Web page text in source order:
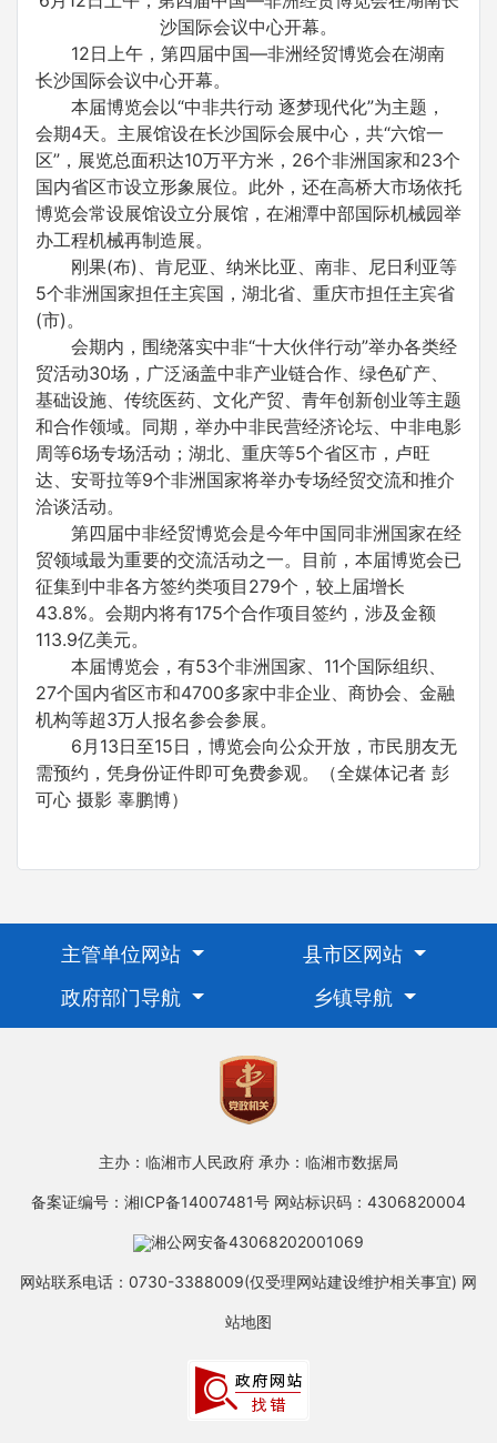
沙国际会议中心开幕。
12日上午，第四届中国—非洲经贸博览会在湖南
长沙国际会议中心开幕。
本届博览会以“中非共行动 逐梦现代化”为主题，
会期4天。主展馆设在长沙国际会展中心，共“六馆一
区”，展览总面积达10万平方米，26个非洲国家和23个
国内省区市设立形象展位。此外，还在高桥大市场依托
博览会常设展馆设立分展馆，在湘潭中部国际机械园举
办工程机械再制造展。
刚果(布)、肯尼亚、纳米比亚、南非、尼日利亚等
5个非洲国家担任主宾国，湖北省、重庆市担任主宾省
(市)。
会期内，围绕落实中非“十大伙伴行动”举办各类经
贸活动30场，广泛涵盖中非产业链合作、绿色矿产、
基础设施、传统医药、文化产贸、青年创新创业等主题
和合作领域。同期，举办中非民营经济论坛、中非电影
周等6场专场活动；湖北、重庆等5个省区市，卢旺
达、安哥拉等9个非洲国家将举办专场经贸交流和推介
洽谈活动。
第四届中非经贸博览会是今年中国同非洲国家在经
贸领域最为重要的交流活动之一。目前，本届博览会已
征集到中非各方签约类项目279个，较上届增长
43.8%。会期内将有175个合作项目签约，涉及金额
113.9亿美元。
本届博览会，有53个非洲国家、11个国际组织、
27个国内省区市和4700多家中非企业、商协会、金融
机构等超3万人报名参会参展。
6月13日至15日，博览会向公众开放，市民朋友无
需预约，凭身份证件即可免费参观。（全媒体记者 彭
可心 摄影 辜鹏博）
主管单位网站
县市区网站
政府部门导航
乡镇导航
主办：临湘市人民政府 承办：临湘市数据局
备案证编号：湘ICP备14007481号 网站标识码：4306820004
湘公网安备43068202001069
网站联系电话：0730-3388009(仅受理网站建设维护相关事宜) 网
站地图